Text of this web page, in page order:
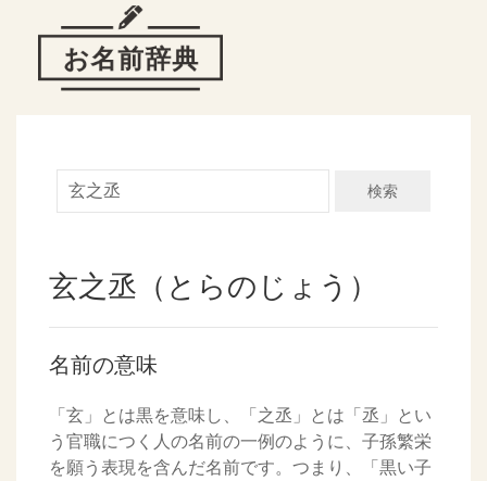
検索
玄之丞（とらのじょう）
名前の意味
「玄」とは黒を意味し、「之丞」とは「丞」とい
う官職につく人の名前の一例のように、子孫繁栄
を願う表現を含んだ名前です。つまり、「黒い子